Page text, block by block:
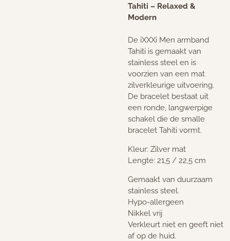
Tahiti – Relaxed &
Modern
De iXXXi Men armband
Tahiti is gemaakt van
stainless steel en is
voorzien van een mat
zilverkleurige uitvoering.
De bracelet bestaat uit
een ronde, langwerpige
schakel die de smalle
bracelet Tahiti vormt.
Kleur: Zilver mat
Lengte: 21,5 / 22,5 cm
Gemaakt van duurzaam
stainless steel.
Hypo-allergeen
Nikkel vrij
Verkleurt niet en geeft niet
af op de huid.